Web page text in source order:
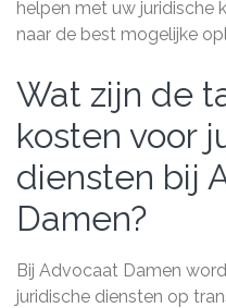
helpen met uw juridische
naar de best mogelijke
Wat zijn de
kosten voor
diensten bij
Damen?
Bij Advocaat Damen
juridische diensten op